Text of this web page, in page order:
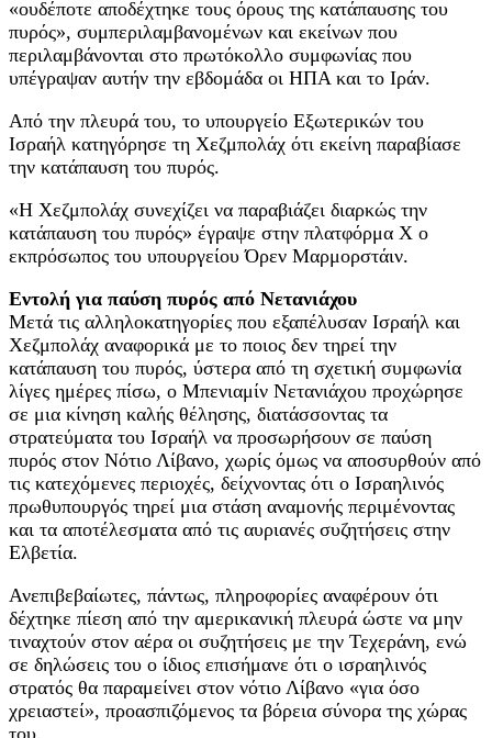
«ουδέποτε αποδέχτηκε τους όρους της κατάπαυσης του
πυρός», συμπεριλαμβανομένων και εκείνων που
περιλαμβάνονται στο πρωτόκολλο συμφωνίας που
υπέγραψαν αυτήν την εβδομάδα οι ΗΠΑ και το Ιράν.
Από την πλευρά του, το υπουργείο Εξωτερικών του
Ισραήλ κατηγόρησε τη Χεζμπολάχ ότι εκείνη παραβίασε
την κατάπαυση του πυρός.
«Η Χεζμπολάχ συνεχίζει να παραβιάζει διαρκώς την
κατάπαυση του πυρός» έγραψε στην πλατφόρμα Χ ο
εκπρόσωπος του υπουργείου Όρεν Μαρμορστάιν.
Εντολή για παύση πυρός από Νετανιάχου
Μετά τις αλληλοκατηγορίες που εξαπέλυσαν Ισραήλ και
Χεζμπολάχ αναφορικά με το ποιος δεν τηρεί την
κατάπαυση του πυρός, ύστερα από τη σχετική συμφωνία
λίγες ημέρες πίσω, ο Μπενιαμίν Νετανιάχου προχώρησε
σε μια κίνηση καλής θέλησης, διατάσσοντας τα
στρατεύματα του Ισραήλ να προσωρήσουν σε παύση
πυρός στον Νότιο Λίβανο, χωρίς όμως να αποσυρθούν από
τις κατεχόμενες περιοχές, δείχνοντας ότι ο Ισραηλινός
πρωθυπουργός τηρεί μια στάση αναμονής περιμένοντας
και τα αποτέλεσματα από τις αυριανές συζητήσεις στην
Ελβετία.
Ανεπιβεβαίωτες, πάντως, πληροφορίες αναφέρουν ότι
δέχτηκε πίεση από την αμερικανική πλευρά ώστε να μην
τιναχτούν στον αέρα οι συζητήσεις με την Τεχεράνη, ενώ
σε δηλώσεις του ο ίδιος επισήμανε ότι ο ισραηλινός
στρατός θα παραμείνει στον νότιο Λίβανο «για όσο
χρειαστεί», προασπιζόμενος τα βόρεια σύνορα της χώρας
του.